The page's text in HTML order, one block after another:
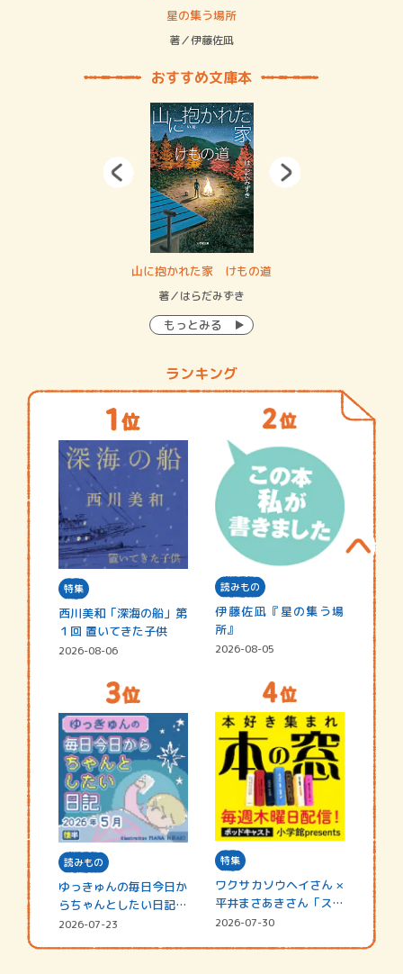
星の集う場所
著／伊藤佐凪
おすすめ文庫本
山に抱かれた家 けもの道
著／はらだみずき
もっとみる
ランキング
特集
西川美和「深海の船」第
１回 置いてきた子供
2026-08-06
読みもの
伊藤佐凪『星の集う場
所』
2026-08-05
読みもの
ゆっきゅんの毎日今日か
らちゃんとしたい日記
☆202…
2026-07-23
特集
ワクサカソウヘイさん ×
平井まさあきさん「スペ
シャ…
2026-07-30